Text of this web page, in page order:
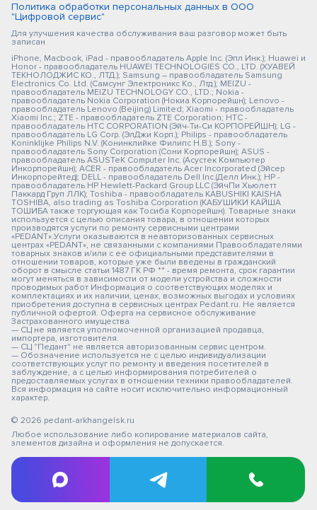
Политика обработки персональных данных в ООО
"Цифровой сервис"
Для улучшения качества обслуживания ваш разговор может быть
записан
iPhone, Macbook, iPad - правообладатель Apple Inc. (Эпл Инк.); Huawei и
Honor - правообладатель HUAWEI TECHNOLOGIES CO., LTD. (ХУАВЕЙ
ТЕКНОЛОДЖИС КО., ЛТД.); Samsung – правообладатель Samsung
Electronics Co. Ltd. (Самсунг Электроникс Ко., Лтд.); MEIZU -
правообладатель MEIZU TECHNOLOGY CO., LTD.; Nokia -
правообладатель Nokia Corporation (Нокиа Корпорейшн); Lenovo -
правообладатель Lenovo (Beijing) Limited; Xiaomi - правообладатель
Xiaomi Inc.; ZTE - правообладатель ZTE Corporation; HTC -
правообладатель HTC CORPORATION (Эйч-Ти-Си КОРПОРЕЙШН); LG -
правообладатель LG Corp. (ЭлДжи Корп.); Philips - правообладатель
Koninklijke Philips N.V. (Конинклийке Филипс Н.В.); Sony -
правообладатель Sony Corporation (Сони Корпорейшн); ASUS -
правообладатель ASUSTeK Computer Inc. (Асустек Компьютер
Инкорпорейшн); ACER - правообладатель Acer Incorporated (Эйсер
Инкорпорейтед); DELL - правообладатель Dell Inc.(Делл Инк.); HP -
правообладатель HP Hewlett-Packard Group LLC (ЭйчПи Хьюлетт
Паккард Груп ЛЛК); Toshiba - правообладатель KABUSHIKI KAISHA
TOSHIBA, also trading as Toshiba Corporation (КАБУШИКИ КАЙША
ТОШИБА также торгующая как Тосиба Корпорейшн). Товарные знаки
используется с целью описания товара, в отношении которых
производятся услуги по ремонту сервисными центрами
«PEDANT».Услуги оказываются в неавторизованных сервисных
центрах «PEDANT», не связанными с компаниями Правообладателями
товарных знаков и/или с ее официальными представителями в
отношении товаров, которые уже были введены в гражданский
оборот в смысле статьи 1487 ГК РФ ** - время ремонта, срок гарантии
могут меняться в зависимости от модели устройства и сложности
проводимых работ Информация о соответствующих моделях и
комплектациях и их наличии, ценах, возможных выгодах и условиях
приобретения доступна в сервисных центрах Pedant.ru. Не является
публичной офертой. Оферта на сервисное обслуживание
Застрахованного имущества
— СЦ не является уполномоченной организацией продавца,
импортера, изготовителя.
— СЦ "Педант" не является авторизованным сервис центром.
— Обозначение используется не с целью индивидуализации
соответствующих услуг по ремонту и введения посетителей в
заблуждение, а с целью информирования потребителей о
предоставляемых услугах в отношении техники правообладателей.
Вся информация на сайте носит исключительно информационный
характер.
© 2026 pedant-arkhangelsk.ru
Любое использование либо копирование материалов сайта,
элементов дизайна и оформления не допускается.